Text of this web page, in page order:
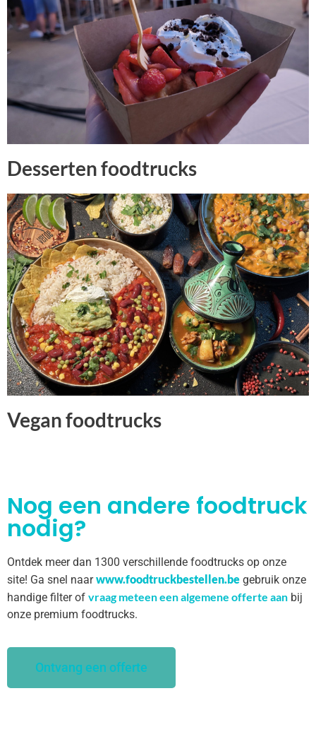
Desserten foodtrucks
Vegan foodtrucks
Nog een andere foodtruck
nodig?
Ontdek meer dan 1300 verschillende foodtrucks op onze
site! Ga snel naarwww.foodtruckbestellen.be gebruik onze
handige filter of vraag meteen een algemene offerte aan bij
onze premium foodtrucks.
Ontvang een offerte